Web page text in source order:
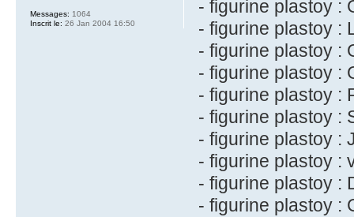
- figurine plastoy :
- figurine plastoy :
- figurine plastoy :
- figurine plastoy :
- figurine plastoy :
- figurine plastoy :
- figurine plastoy :
- figurine plastoy :
- figurine plastoy :
- figurine plastoy :
Messages: 1064
Inscrit le: 26 Jan 2004 16:50